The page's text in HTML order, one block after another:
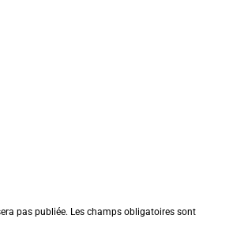
pas publiée. Les champs obligatoires sont